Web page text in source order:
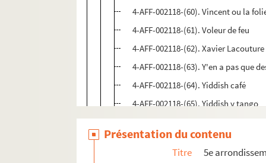
4-AFF-002118-(60). Vincent ou la
4-AFF-002118-(61). Voleur de feu
4-AFF-002118-(62). Xavier Lacouture
4-AFF-002118-(63). Y'en a pas que
4-AFF-002118-(64). Yiddish café
4-AFF-002118-(65). Yiddish y tango
4-AFF-002118-(66). Yvette Théraulaz
4-AFF-002118-(67). Zazie dans le
Présentation du contenu
Titre 5e